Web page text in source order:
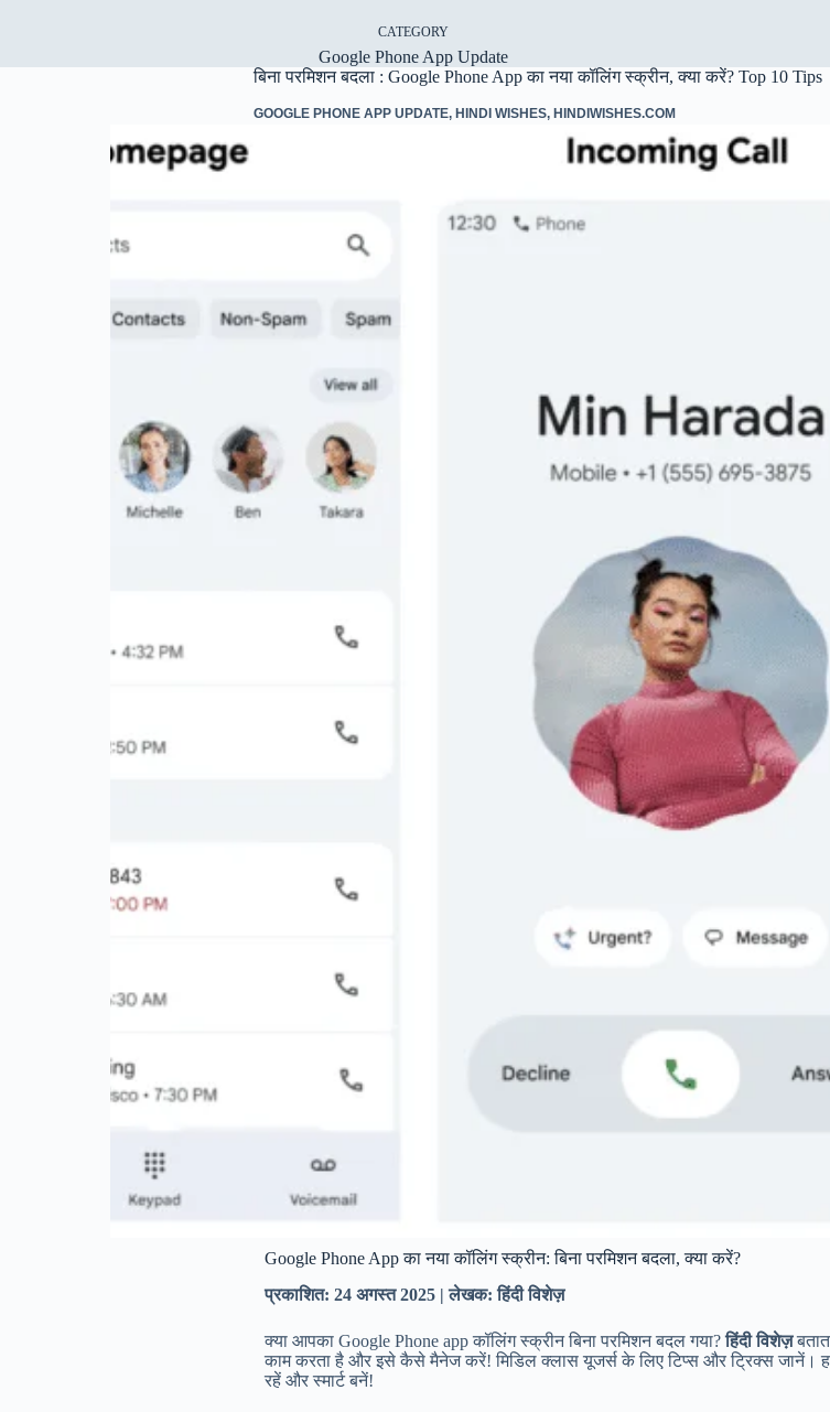
CATEGORY
Google Phone App Update
बिना परमिशन बदला : Google Phone App का नया कॉलिंग स्क्रीन, क्या करें? Top 10 Tips
GOOGLE PHONE APP UPDATE, HINDI WISHES, HINDIWISHES.COM
Google Phone App का नया कॉलिंग स्क्रीन: बिना परमिशन बदला, क्या करें?
प्रकाशित: 24 अगस्त 2025 | लेखक: हिंदी विशेज़
क्या आपका Google Phone app कॉलिंग स्क्रीन बिना परमिशन बदल गया?हिंदी विशेज़
काम करता है और इसे कैसे मैनेज करें! मिडिल क्लास यूजर्स के लिए टिप्स और ट्रिक्स जानें।
रहें और स्मार्ट बनें!